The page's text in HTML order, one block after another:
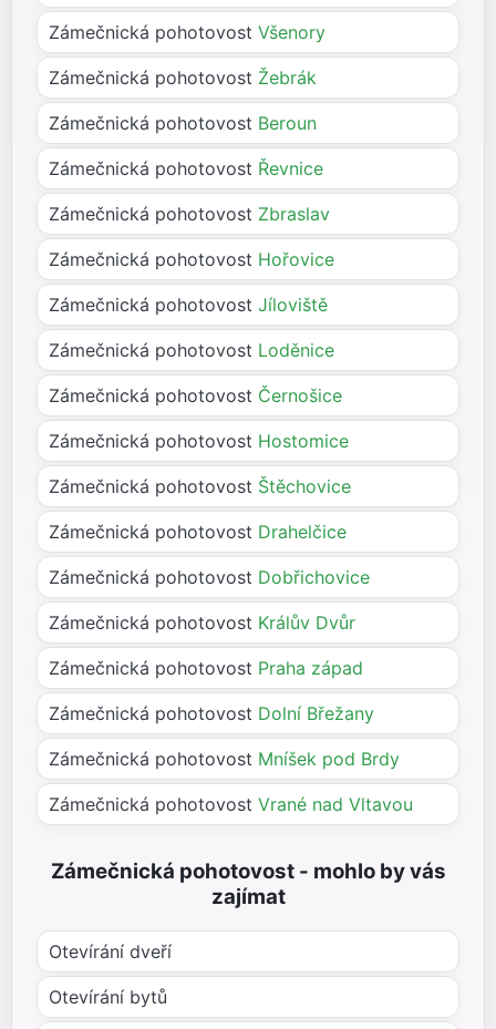
Zámečnická pohotovost Všenory
Zámečnická pohotovost Žebrák
Zámečnická pohotovost Beroun
Zámečnická pohotovost Řevnice
Zámečnická pohotovost Zbraslav
Zámečnická pohotovost Hořovice
Zámečnická pohotovost Jíloviště
Zámečnická pohotovost Loděnice
Zámečnická pohotovost Černošice
Zámečnická pohotovost Hostomice
Zámečnická pohotovost Štěchovice
Zámečnická pohotovost Drahelčice
Zámečnická pohotovost Dobřichovice
Zámečnická pohotovost Králův Dvůr
Zámečnická pohotovost Praha západ
Zámečnická pohotovost Dolní Břežany
Zámečnická pohotovost Mníšek pod Brdy
Zámečnická pohotovost Vrané nad Vltavou
Zámečnická pohotovost - mohlo by vás
zajímat
Otevírání dveří
Otevírání bytů